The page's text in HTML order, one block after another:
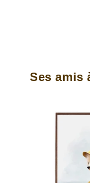
Ses amis